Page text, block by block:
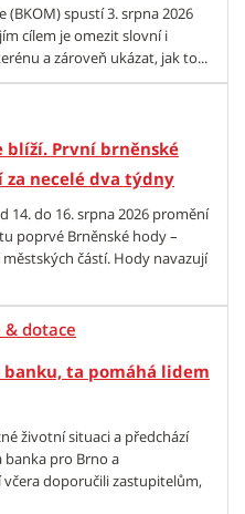
spustí 3. srpna 2026
cílem je omezit slovní i
a zároveň ukázat, jak to...
blíží. První brněnské
za necelé dva týdny
14. do 16. srpna 2026 promění
poprvé Brněnské hody –
částí. Hody navazují
& dotace
ta pomáhá lidem
životní situaci a předchází
pro Brno a
doporučili zastupitelům,